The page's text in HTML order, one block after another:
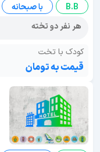
B.B
با صبحانه
هر نفر دو تخته
کودک با تخت
قیمت به تومان